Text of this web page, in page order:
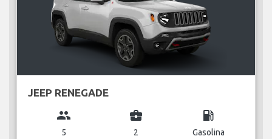
JEEP RENEGADE
group
5
business_center
2
local_gas_station
Gasolina